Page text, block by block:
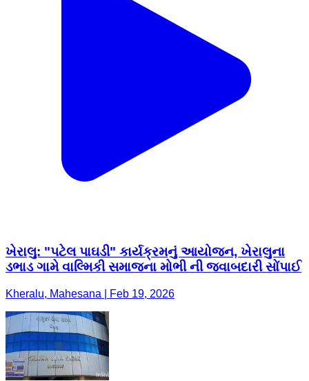
ખેરાલુ: "પટેલ પાઘડી" કાર્યક્રમનું આયોજન, ખેરાલુના
ડભાડ ગામે વાલ્મિકી સમાજના મોભી ની જવાબદારી સોંપાઈ
Kheralu, Mahesana | Feb 19, 2026